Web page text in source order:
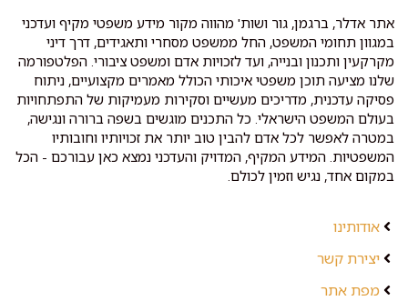
אתר אדלר, ברגמן, גור ושות' מהווה מקור מידע משפטי מקיף ועדכני
במגוון תחומי המשפט, החל ממשפט מסחרי ותאגידים, דרך דיני
מקרקעין ותכנון ובנייה, ועד לזכויות אדם ומשפט ציבורי. הפלטפורמה
שלנו מציעה תוכן משפטי איכותי הכולל מאמרים מקצועיים, ניתוח
פסיקה עדכנית, מדריכים מעשיים וסקירות מעמיקות של התפתחויות
בעולם המשפט הישראלי. כל התכנים מוגשים בשפה ברורה ונגישה,
במטרה לאפשר לכל אדם להבין טוב יותר את זכויותיו וחובותיו
המשפטיות. המידע המקיף, המדויק והעדכני נמצא כאן עבורכם - הכל
במקום אחד, נגיש וזמין לכולם.
אודותינו
יצירת קשר
מפת אתר